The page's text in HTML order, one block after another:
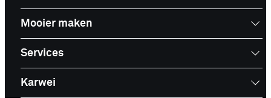
Mooier maken
Services
Karwei